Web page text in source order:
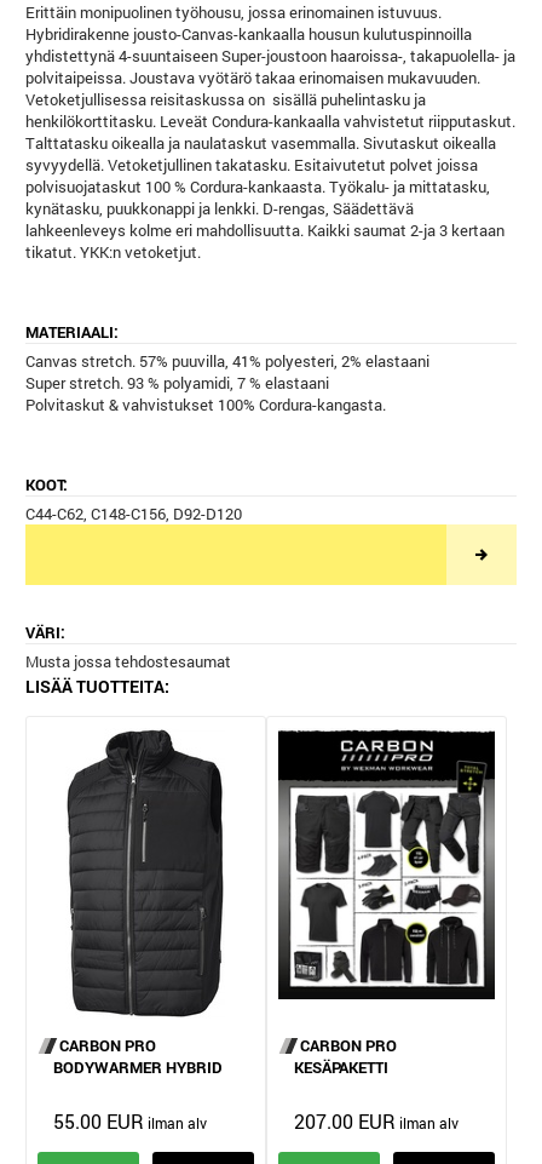
Erittäin monipuolinen työhousu, jossa erinomainen istuvuus.
Hybridirakenne jousto-Canvas-kankaalla housun kulutuspinnoilla
yhdistettynä 4-suuntaiseen Super-joustoon haaroissa-, takapuolella- ja
polvitaipeissa. Joustava vyötärö takaa erinomaisen mukavuuden.
Vetoketjullisessa reisitaskussa on sisällä puhelintasku ja
henkilökorttitasku. Leveät Condura-kankaalla vahvistetut riipputaskut.
Talttatasku oikealla ja naulataskut vasemmalla. Sivutaskut oikealla
syvyydellä. Vetoketjullinen takatasku. Esitaivutetut polvet joissa
polvisuojataskut 100 % Cordura-kankaasta. Työkalu- ja mittatasku,
kynätasku, puukkonappi ja lenkki. D-rengas, Säädettävä
lahkeenleveys kolme eri mahdollisuutta. Kaikki saumat 2-ja 3 kertaan
tikatut. YKK:n vetoketjut.
MATERIAALI:
Canvas stretch. 57% puuvilla, 41% polyesteri, 2% elastaani
Super stretch. 93 % polyamidi, 7 % elastaani
Polvitaskut & vahvistukset 100% Cordura-kangasta.
KOOT:
C44-C62, C148-C156, D92-D120
VÄRI:
Musta jossa tehdostesaumat
LISÄÄ TUOTTEITA:
CARBON PRO
BODYWARMER HYBRID
55.00 EUR
CARBON PRO
KESÄPAKETTI
207.00 EUR